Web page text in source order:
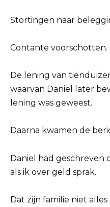
Stortingen naar
Contante voorschotten.
De lening van
waarvan Daniel later
lening was geweest.
Daarna kwamen de
Daniel had geschreven
als ik over geld sprak.
Dat zijn familie niet